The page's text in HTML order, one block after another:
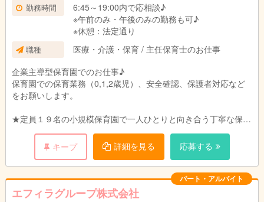
勤務時間
6:45～19:00内で応相談♪
※午前のみ・午後のみの勤務も可♪
※休憩：法定通り
職種
医療・介護・保育 / 主任保育士のお仕事
企業主導型保育園でのお仕事♪
保育園での保育業務（0,1,2歳児）、安全確認、保護者対応など
をお願いします。
★定員１９名の小規模保育園で一人ひとりと向き合う丁寧な保育
ご家庭、職員、地域のトライアングルで子どもたちの成長を見守
れるような環境づくりを目指しています。
キープ 詳細を見る 応募する
パート・アルバイト
エフィラグループ株式会社